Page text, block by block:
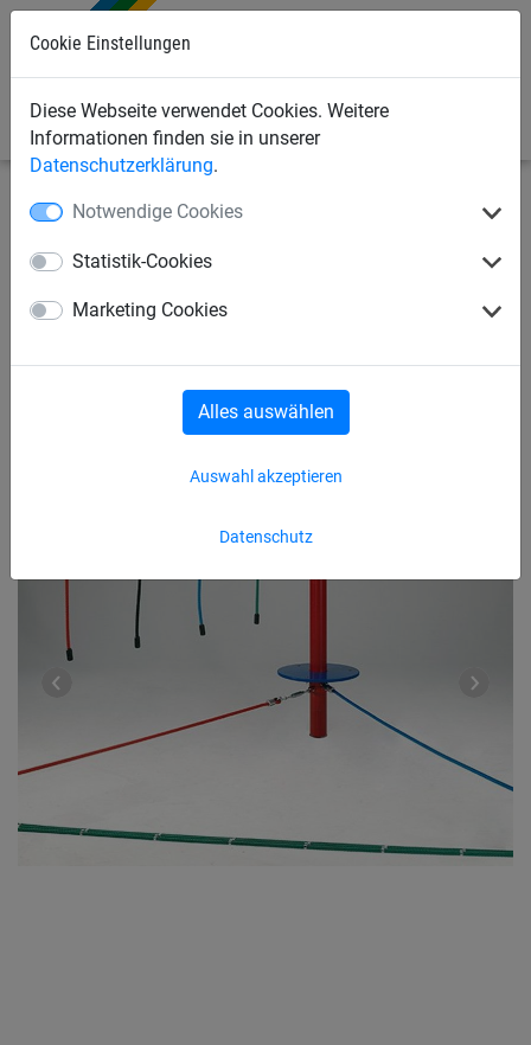
Cookie Einstellungen
Diese Webseite verwendet Cookies. Weitere
Informationen finden sie in unserer
Datenschutzerklärung.
Notwendige Cookies
Statistik-Cookies
Marketing Cookies
Datenschutz
Auswahl akzeptieren
Alles auswählen
Seilspielgeräte Seilspielgeräte für Kinder ab 3 Jahren
Slackmaster